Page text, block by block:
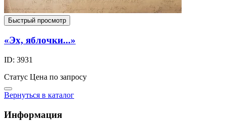
Быстрый просмотр
«Эх, яблочки...»
ID: 3931
Статус Цена по запросу
Вернуться в каталог
Информация